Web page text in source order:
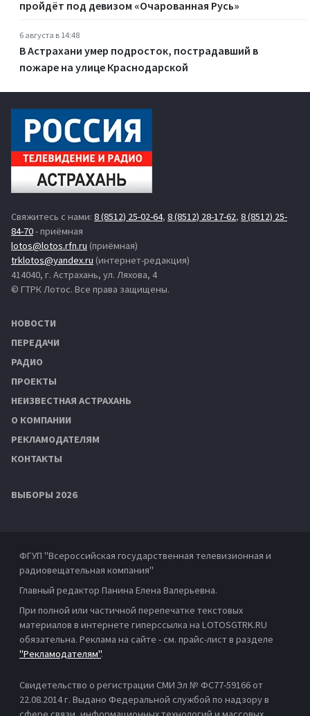
пройдёт под девизом «Очарованная Русь»
6 августа в 14:48
В Астрахани умер подросток, пострадавший в
пожаре на улице Краснодарской
Свяжитесь с нами: 8 (8512) 25-02-64, 8 (8512) 28-17-62, 8 (8512) 25-
84-70- приёмная
lotos@lotos.rfn.ru (приёмная)
trklotos@yandex.ru (интернет-редакция)
414040, г. Астрахань, ул. Ляхова, 4
© ГТРК Лотос. Все права защищены.
НОВОСТИ
ПЕРЕДАЧИ
РАДИО
ПРОЕКТЫ
НЕИЗВЕСТНАЯ АСТРАХАНЬ
О КОМПАНИИ
РЕКЛАМОДАТЕЛЯМ
КОНТАКТЫ
ВЫБОРЫ 2026
ФГУП "Всероссийская государственная телевизионная и
радиовещательная компания"
Главный редактор Панина Елена Валерьевна.
При полной или частичной перепечатке текстовых
материалов в интернете гиперссылка на LOTOSGTRK.RU
обязательна. Реклама на сайте - см. прайс-лист в разделе
"Рекламодателям".
Свидетельство о регистрации СМИ Эл № ФС77-59166 от
22.08.2014 г. Выдано Федеральной службой по надзору в